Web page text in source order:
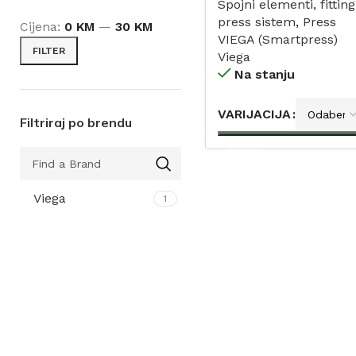
FILTER
Cijena: 0 KM — 30 KM
Filtriraj po brendu
Viega 1
Spojni elementi,
press sistem, Press
VIEGA (Smartpress)
Viega
Na stanju
VARIJACIJA
DODAJ